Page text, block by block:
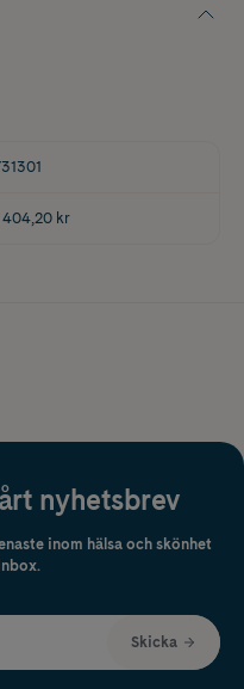
404,20 kr
nyhetsbrev
inom hälsa och skönhet
Skicka